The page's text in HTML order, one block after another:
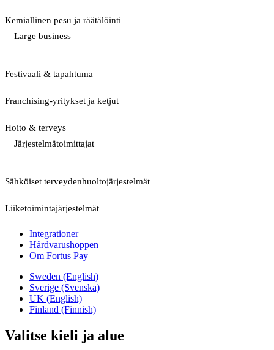
Kemiallinen pesu ja räätälöinti
Large business
Festivaali & tapahtuma
Franchising-yritykset ja ketjut
Hoito & terveys
Järjestelmätoimittajat
Sähköiset terveydenhuoltojärjestelmät
Liiketoimintajärjestelmät
Integrationer
Hårdvarushoppen
Om Fortus Pay
Sweden (English)
Sverige (Svenska)
UK (English)
Finland (Finnish)
Valitse kieli ja alue